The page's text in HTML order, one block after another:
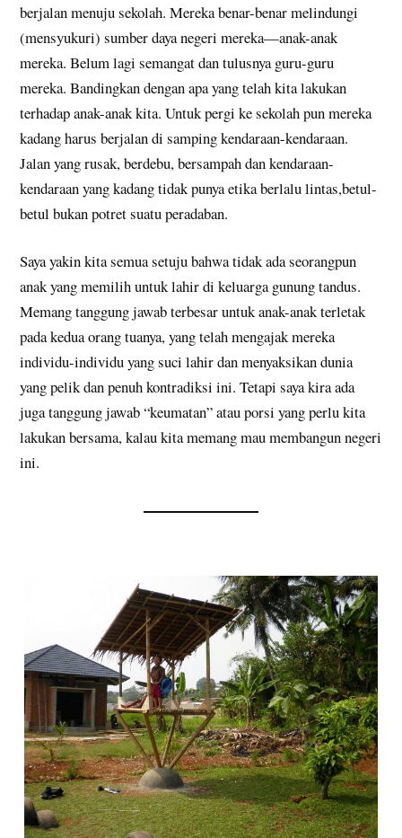
berjalan menuju sekolah. Mereka benar-benar melindungi
(mensyukuri) sumber daya negeri mereka—anak-anak
mereka. Belum lagi semangat dan tulusnya guru-guru
mereka. Bandingkan dengan apa yang telah kita lakukan
terhadap anak-anak kita. Untuk pergi ke sekolah pun mereka
kadang harus berjalan di samping kendaraan-kendaraan.
Jalan yang rusak, berdebu, bersampah dan kendaraan-
kendaraan yang kadang tidak punya etika berlalu lintas,betul-
betul bukan potret suatu peradaban.
Saya yakin kita semua setuju bahwa tidak ada seorangpun
anak yang memilih untuk lahir di keluarga gunung tandus.
Memang tanggung jawab terbesar untuk anak-anak terletak
pada kedua orang tuanya, yang telah mengajak mereka
individu-individu yang suci lahir dan menyaksikan dunia
yang pelik dan penuh kontradiksi ini. Tetapi saya kira ada
juga tanggung jawab “keumatan” atau porsi yang perlu kita
lakukan bersama, kalau kita memang mau membangun negeri
ini.